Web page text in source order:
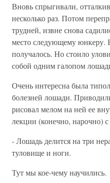
Вновь спрыгивали,
несколько раз. Потом
трудней, извне снова
место следующему юнкеру.
получалось. Но стоило
собой одним галопом
Очень интересна была
болезней лошади.
рисовал мелом на ней ее
лекции (конечно, нарочно)
- Лошадь делится на три
туловище и ноги.
Тут мы кое-чему научились.